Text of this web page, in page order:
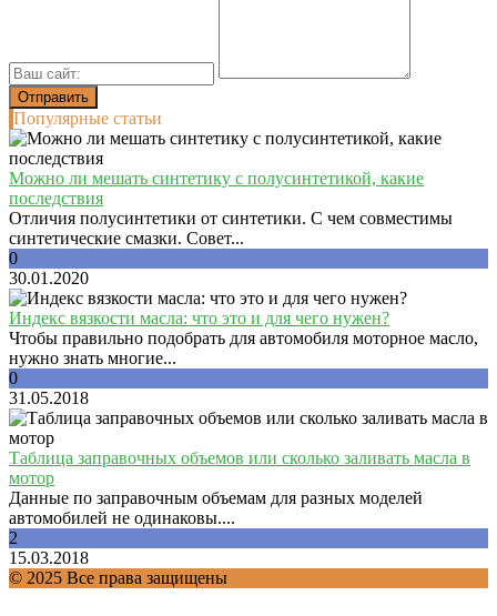
Популярные статьи
Можно ли мешать синтетику с полусинтетикой, какие
последствия
Отличия полусинтетики от синтетики. С чем совместимы
синтетические смазки. Совет...
0
30.01.2020
Индекс вязкости масла: что это и для чего нужен?
Чтобы правильно подобрать для автомобиля моторное масло,
нужно знать многие...
0
31.05.2018
Таблица заправочных объемов или сколько заливать масла в
мотор
Данные по заправочным объемам для разных моделей
автомобилей не одинаковы....
2
15.03.2018
© 2025 Все права защищены